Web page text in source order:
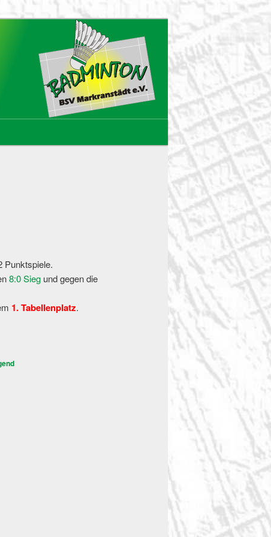
Punktspiele.
8:0 Sieg und gegen die
1. Tabellenplatz.